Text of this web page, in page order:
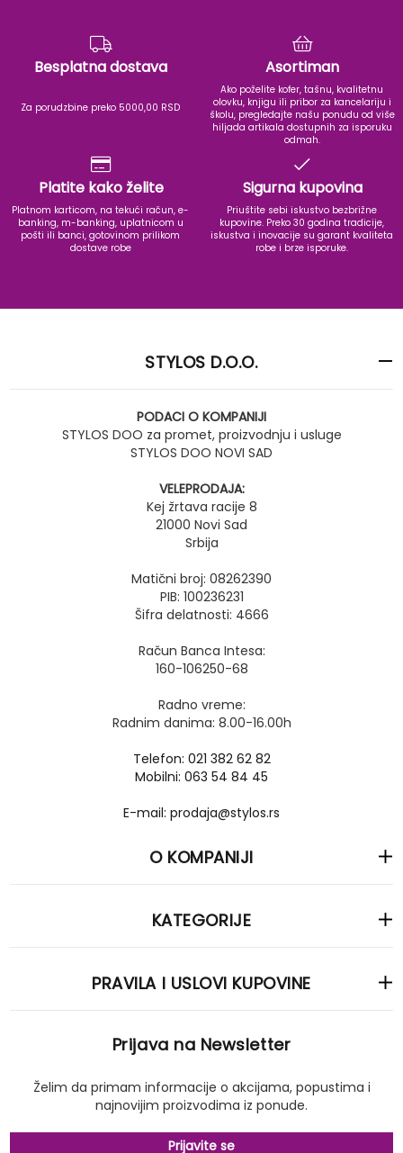
Besplatna dostava
Za porudzbine preko 5000,00 RSD
Asortiman
Ako poželite kofer, tašnu, kvalitetnu
olovku, knjigu ili pribor za kancelariju i
školu, pregledajte našu ponudu od više
hiljada artikala dostupnih za isporuku
odmah.
Platite kako želite
Platnom karticom, na tekući račun, e-
banking, m-banking, uplatnicom u
pošti ili banci, gotovinom prilikom
dostave robe
Sigurna kupovina
Priuštite sebi iskustvo bezbrižne
kupovine. Preko 30 godina tradicije,
iskustva i inovacije su garant kvaliteta
robe i brze isporuke.
STYLOS D.O.O.
PODACI O KOMPANIJI
STYLOS DOO za promet, proizvodnju i usluge
STYLOS DOO NOVI SAD
VELEPRODAJA:
Kej žrtava racije 8
21000 Novi Sad
Srbija
Matični broj: 08262390
PIB: 100236231
Šifra delatnosti: 4666
Račun Banca Intesa:
160-106250-68
Radno vreme:
Radnim danima: 8.00-16.00h
Telefon: 021 382 62 82
Mobilni: 063 54 84 45
E-mail: prodaja@stylos.rs
O KOMPANIJI
KATEGORIJE
PRAVILA I USLOVI KUPOVINE
Prijava na Newsletter
Želim da primam informacije o akcijama, popustima i
najnovijim proizvodima iz ponude.
Prijavite se